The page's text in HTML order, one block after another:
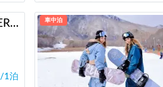
JamHouse 天照（AMATERASU）
/1泊
車中泊